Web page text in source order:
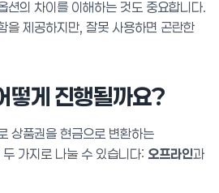
션의 차이를 이해하는 것도 중요합니다.
을 제공하지만, 잘못 사용하면 곤란한
떻게 진행될까요?
상품권을 현금으로 변환하는
가지로 나눌 수 있습니다: 오프라인과